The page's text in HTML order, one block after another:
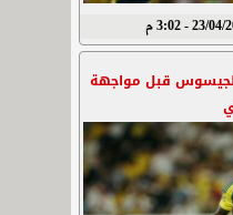
- 3:02 م
لجيسوس قبل مواجهة